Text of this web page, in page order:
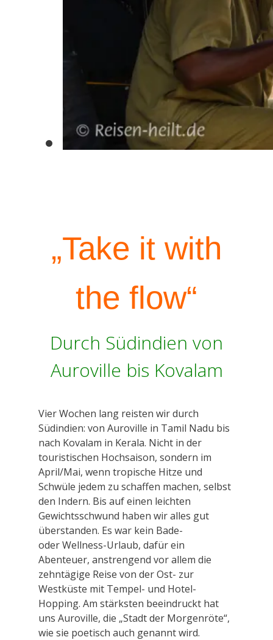
„Take it with
the flow“
Durch Südindien von
Auroville bis Kovalam
Vier Wochen lang reisten wir durch
Südindien: von Auroville in Tamil Nadu bis
nach Kovalam in Kerala. Nicht in der
touristischen Hochsaison, sondern im
April/Mai, wenn tropische Hitze und
Schwüle jedem zu schaffen machen, selbst
den Indern. Bis auf einen leichten
Gewichtsschwund haben wir alles gut
überstanden. Es war kein Bade-
oder Wellness-Urlaub, dafür ein
Abenteuer, anstrengend vor allem die
zehntägige Reise von der Ost- zur
Westküste mit Tempel- und Hotel-
Hopping. Am stärksten beeindruckt hat
uns Auroville, die „Stadt der Morgenröte“,
wie sie poetisch auch genannt wird.